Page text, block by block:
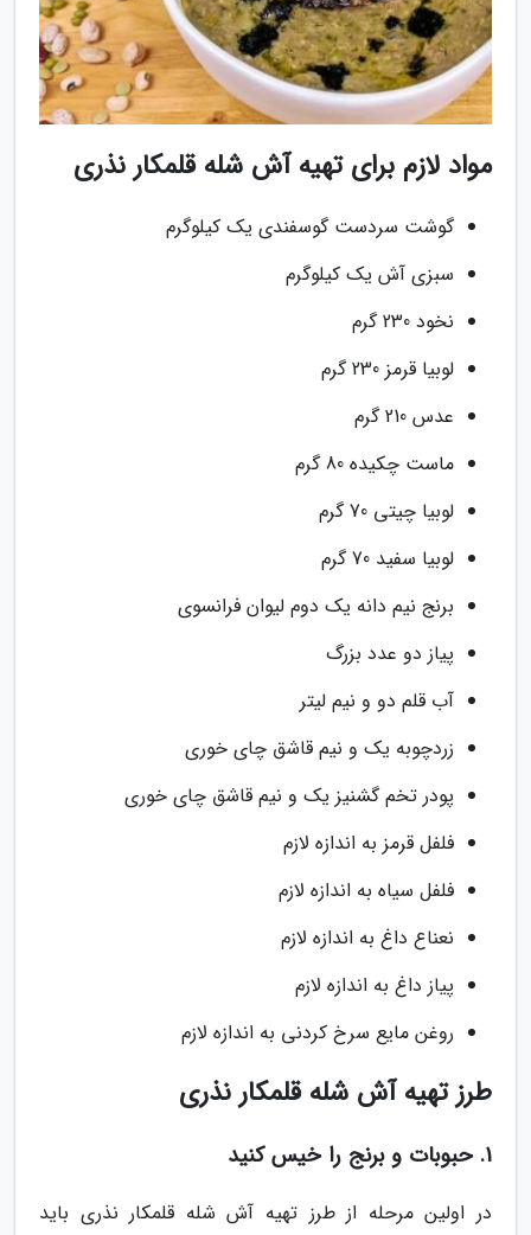
مواد لازم برای تهیه آش شله قلمکار نذری
گوشت سردست گوسفندی یک کیلوگرم
سبزی آش یک کیلوگرم
نخود 230 گرم
لوبیا قرمز 230 گرم
عدس 210 گرم
ماست چکیده 80 گرم
لوبیا چیتی 70 گرم
لوبیا سفید 70 گرم
برنج نیم دانه یک دوم لیوان فرانسوی
پیاز دو عدد بزرگ
آب قلم دو و نیم لیتر
زردچوبه یک و نیم قاشق چای خوری
پودر تخم گشنیز یک و نیم قاشق چای خوری
فلفل قرمز به اندازه لازم
فلفل سیاه به اندازه لازم
نعناع داغ به اندازه لازم
پیاز داغ به اندازه لازم
روغن مایع سرخ کردنی به اندازه لازم
طرز تهیه آش شله قلمکار نذری
1. حبوبات و برنج را خیس کنید
در اولین مرحله از طرز تهیه آش شله قلمکار نذری باید